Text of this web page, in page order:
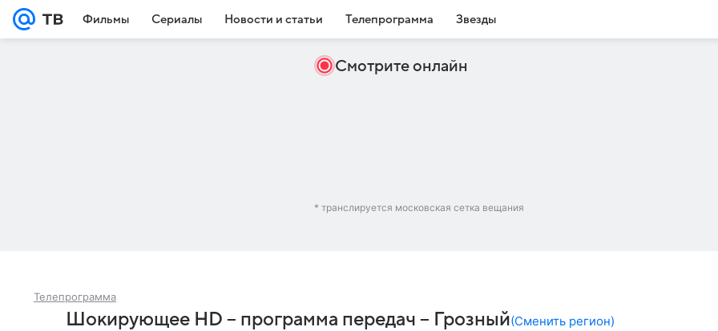
Фильмы Сериалы Новости и статьи Телепрограмма Звезды
Смотрите онлайн
* транслируется московская сетка вещания
Телепрограмма
Шокирующее HD – программа передач – Грозный(Сменить регион)